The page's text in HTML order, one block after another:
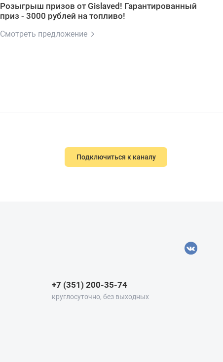
Розыгрыш призов от Gislaved! Гарантированный
приз - 3000 рублей на топливо!
Смотреть предложение
Подключиться к каналу
+7 (351) 200-35-74
круглосуточно, без выходных